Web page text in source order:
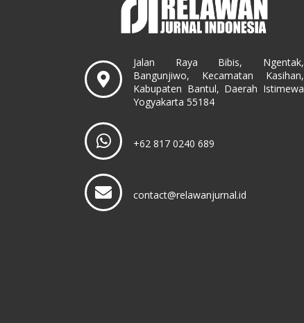
Jalan Raya Bibis, Ngentak,
Bangunjiwo, Kecamatan Kasihan,
Kabupaten Bantul, Daerah Istimewa
Yogyakarta 55184
+62 817 0240 689
contact@relawanjurnal.id